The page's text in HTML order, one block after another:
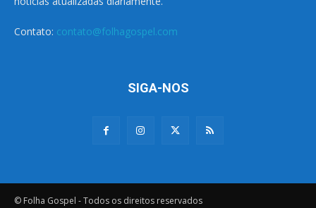
Contato: contato@folhagospel.com
SIGA-NOS
© Folha Gospel - Todos os direitos reservados